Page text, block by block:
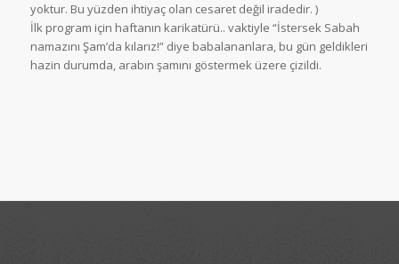
yoktur. Bu yüzden ihtiyaç olan cesaret değil iradedir. )
İlk program için haftanın karikatürü.. vaktiyle “İstersek Sabah
namazını Şam’da kılarız!” diye babalananlara, bu gün geldikleri
hazin durumda, arabın şamını göstermek üzere çizildi.